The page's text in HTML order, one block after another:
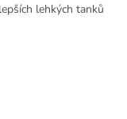
lehkých tanků